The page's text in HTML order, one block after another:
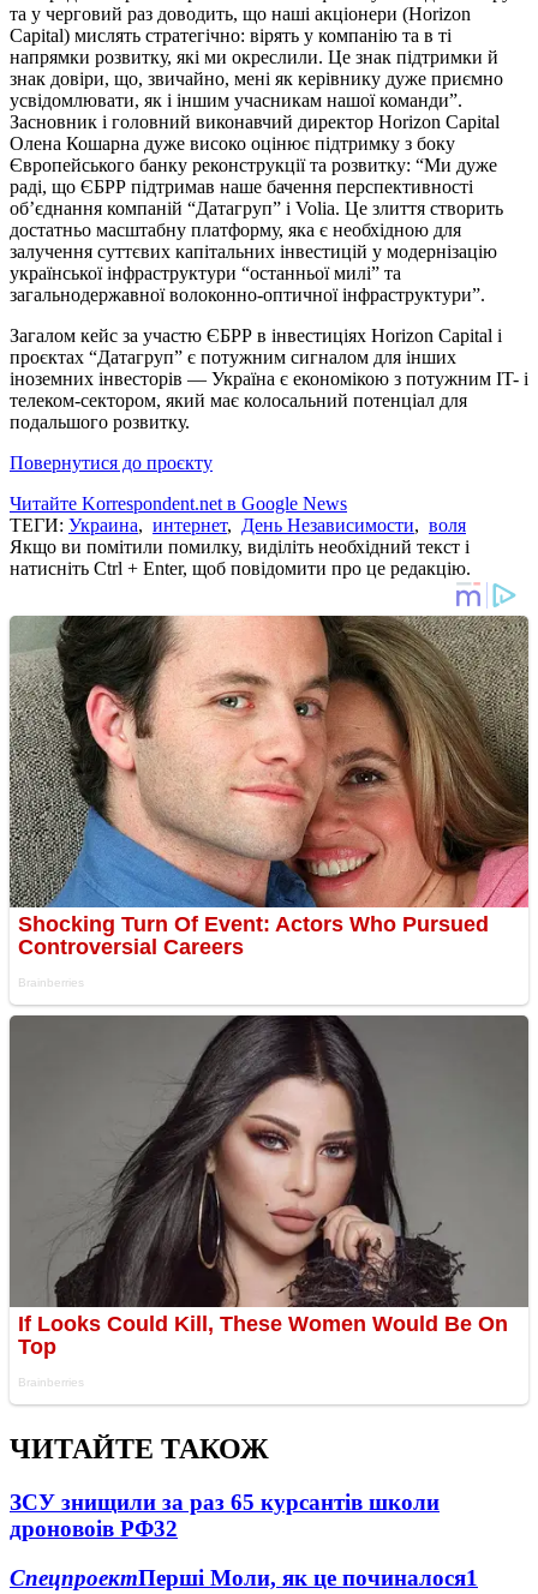
та у черговий раз доводить, що наші акціонери (Horizon
Capital) мислять стратегічно: вірять у компанію та в ті
напрямки розвитку, які ми окреслили. Це знак підтримки й
знак довіри, що, звичайно, мені як керівнику дуже приємно
усвідомлювати, як і іншим учасникам нашої команди”.
Засновник і головний виконавчий директор Horizon Capital
Олена Кошарна дуже високо оцінює підтримку з боку
Європейського банку реконструкції та розвитку: “Ми дуже
раді, що ЄБРР підтримав наше бачення перспективності
об’єднання компаній “Датагруп” і Volia. Це злиття створить
достатньо масштабну платформу, яка є необхідною для
залучення суттєвих капітальних інвестицій у модернізацію
української інфраструктури “останньої милі” та
загальнодержавної волоконно-оптичної інфраструктури”.
Загалом кейс за участю ЄБРР в інвестиціях Horizon Capital і
проєктах “Датагруп” є потужним сигналом для інших
іноземних інвесторів — Україна є економікою з потужним IT- і
телеком-сектором, який має колосальний потенціал для
подальшого розвитку.
Повернутися до проєкту
Читайте Korrespondent.net в Google News
ТЕГИ: Украина, интернет, День Независимости, воля
Якщо ви помітили помилку, виділіть необхідний текст і
натисніть Ctrl + Enter, щоб повідомити про це редакцію.
ЧИТАЙТЕ ТАКОЖ
ЗСУ знищили за раз 65 курсантів школи
дроновоів РФ32
СпецпроектПерші Моли, як це починалося1